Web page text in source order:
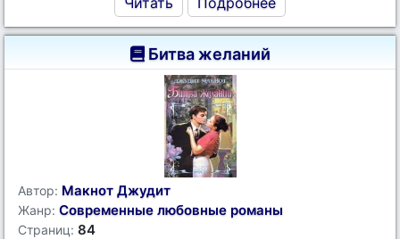
Битва желаний
Автор: Макнот Джудит
Жанр: Современные любовные романы
Страниц: 84